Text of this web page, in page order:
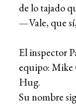
de lo tajado
—Vale, que
El inspector
equipo: Mike
Hug.
Su nombre